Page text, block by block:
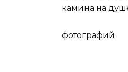
камина на
фотографий